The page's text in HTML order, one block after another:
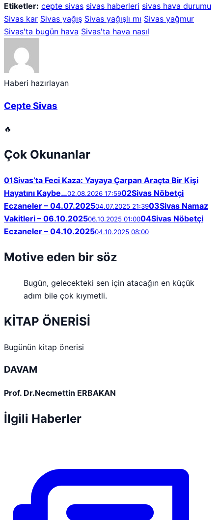
Etiketler: cepte sivas sivas haberleri sivas hava durumu
Sivas kar Sivas yağış Sivas yağışlı mı Sivas yağmur
Sivas'ta bugün hava Sivas'ta hava nasıl
Haberi hazırlayan
Cepte Sivas
🔥
Çok Okunanlar
01Sivas’ta Feci Kaza: Yayaya Çarpan Araçta Bir Kişi
Hayatını Kaybe…02.08.2026 17:5902Sivas Nöbetçi
Eczaneler – 04.07.202504.07.2025 21:3903Sivas Namaz
Vakitleri – 06.10.202506.10.2025 01:0004Sivas Nöbetçi
Eczaneler – 04.10.202504.10.2025 08:00
Motive eden bir söz
Bugün, gelecekteki sen için atacağın en küçük
adım bile çok kıymetli.
KİTAP ÖNERİSİ
Bugünün kitap önerisi
DAVAM
Prof. Dr.Necmettin ERBAKAN
İlgili Haberler